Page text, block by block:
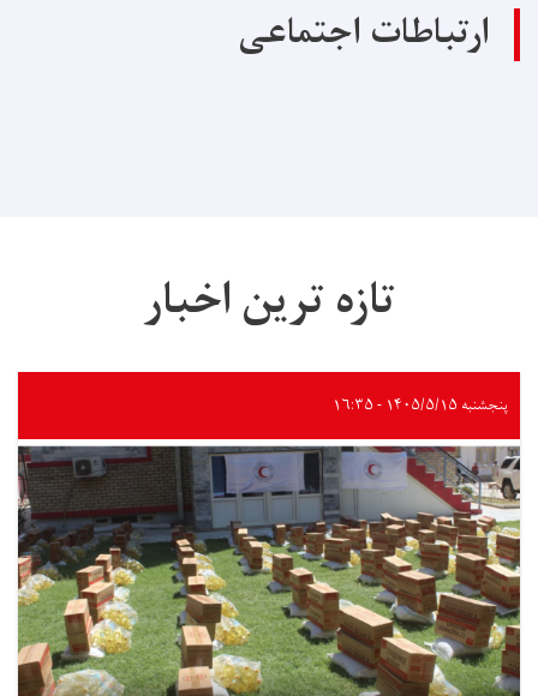
ارتباطات اجتماعی
تازه ترین اخبار
پنجشنبه ۱۴۰۵/۵/۱۵ - ۱۶:۳۵